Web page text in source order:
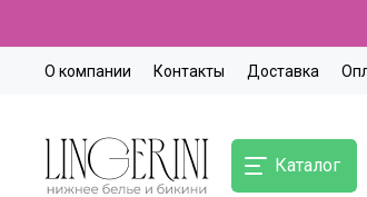
О компании Контакты Доставка
Каталог